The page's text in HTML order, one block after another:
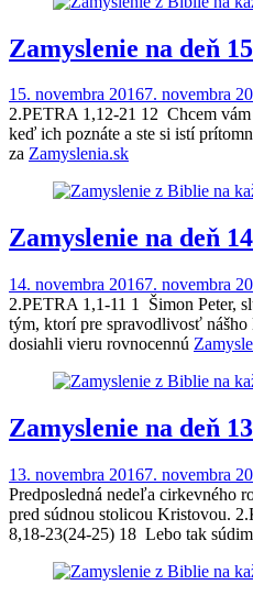
Zamyslenie na deň
15. novembra 20167. novembra
2.PETRA 1,12-21 12 Chcem
keď ich poznáte a ste si istí
za Zamyslenia.sk
Zamyslenie na deň
14. novembra 20167. novembra
2.PETRA 1,1-11 1 Šimon Peter,
tým, ktorí pre spravodlivosť nášho
dosiahli vieru rovnocennú
Zamyslenie na deň
13. novembra 20167. novembra
Predposledná nedeľa cirkevného
pred súdnou stolicou Kristovou.
8,18-23(24-25) 18 Lebo tak